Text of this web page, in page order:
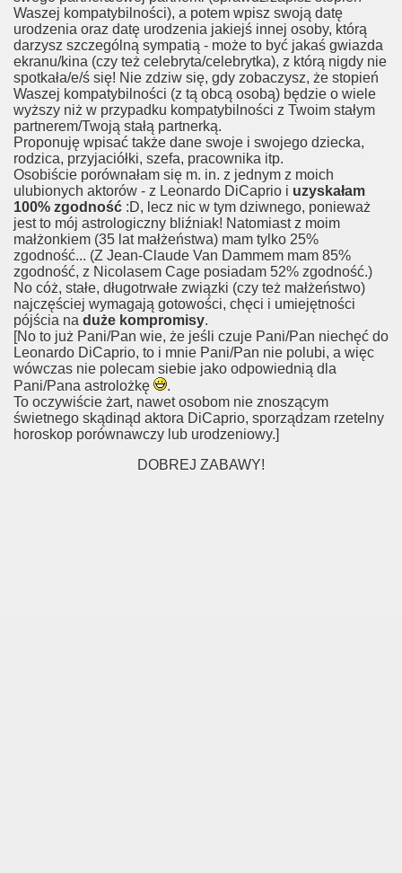
Waszej kompatybilności), a potem wpisz swoją datę
urodzenia oraz datę urodzenia jakiejś innej osoby, którą
darzysz szczególną sympatią - może to być jakaś gwiazda
ekranu/kina (czy też celebryta/celebrytka), z którą nigdy nie
spotkała/e/ś się! Nie zdziw się, gdy zobaczysz, że stopień
Waszej kompatybilności (z tą obcą osobą) będzie o wiele
wyższy niż w przypadku kompatybilności z Twoim stałym
partnerem/Twoją stałą partnerką.
Proponuję wpisać także dane swoje i swojego dziecka,
rodzica, przyjaciółki, szefa, pracownika itp.
Osobiście porównałam się m. in. z jednym z moich
ulubionych aktorów - z Leonardo DiCaprio i uzyskałam
100% zgodność :D, lecz nic w tym dziwnego, ponieważ
jest to mój astrologiczny bliźniak! Natomiast z moim
małżonkiem (35 lat małżeństwa) mam tylko 25%
zgodność... (Z Jean-Claude Van Dammem mam 85%
zgodność, z Nicolasem Cage posiadam 52% zgodność.)
No cóż, stałe, długotrwałe związki (czy też małżeństwo)
najczęściej wymagają gotowości, chęci i umiejętności
pójścia na duże kompromisy.
[No to już Pani/Pan wie, że jeśli czuje Pani/Pan niechęć do
Leonardo DiCaprio, to i mnie Pani/Pan nie polubi, a więc
wówczas nie polecam siebie jako odpowiednią dla
Pani/Pana astrolożkę
.
To oczywiście żart, nawet osobom nie znoszącym
świetnego skądinąd aktora DiCaprio, sporządzam rzetelny
horoskop porównawczy lub urodzeniowy.]
DOBREJ ZABAWY!